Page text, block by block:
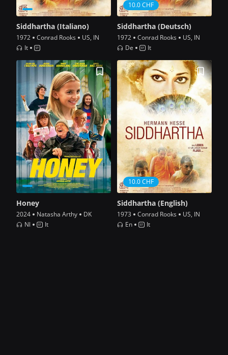
Siddhartha (Italiano)
1972 Conrad Rooks
US, IN
It
10.0 CHF
Siddhartha (Deutsch)
1972 Conrad Rooks
US, IN
De
It
Honey
2024 Natasha Arthy
DK
Nl
It
10.0 CHF
Siddhartha (English)
1973 Conrad Rooks
US, IN
En
It